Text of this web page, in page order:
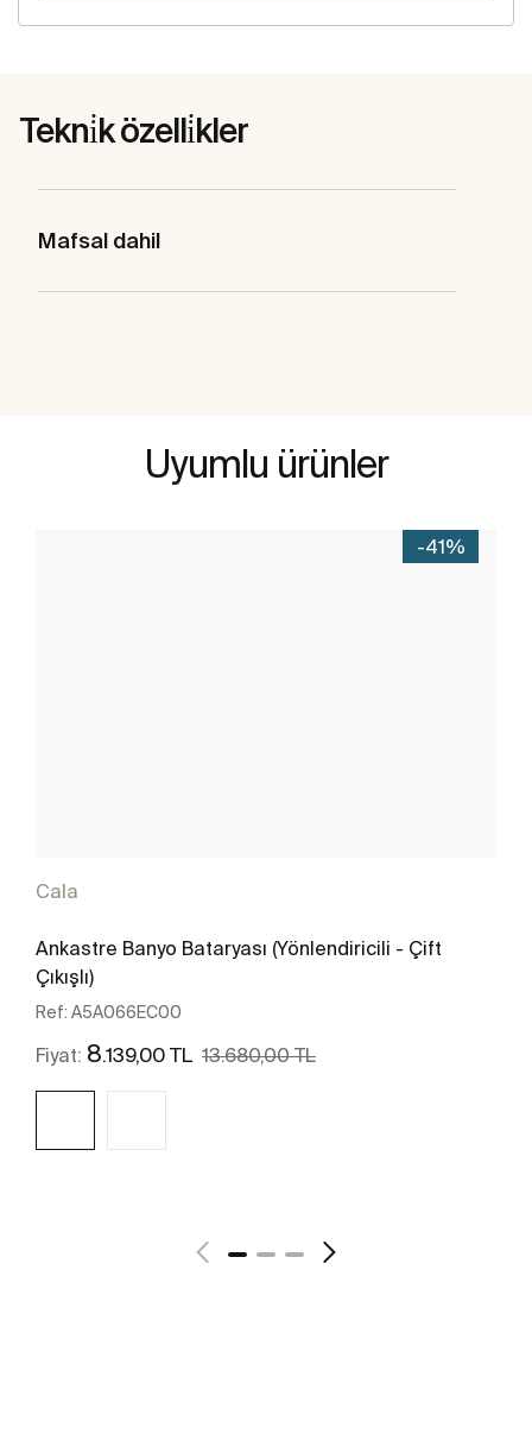
Tekni̇k özelli̇kler
Mafsal dahil
Uyumlu ürünler
-41%
Cala
Ankastre Banyo Bataryası (Yönlendiricili - Çift
Çıkışlı)
Ref: A5A066EC00
Fiyat: 8.139,00 TL 13.680,00 TL